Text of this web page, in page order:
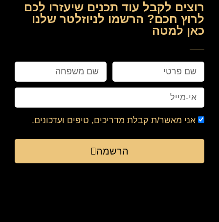
רוצים לקבל עוד תכנים שיעזרו לכם
לרוץ חכם? הרשמו לניוזלטר שלנו
כאן למטה
אני מאשר/ת קבלת מדריכים, טיפים ועדכונים.
הרשמה